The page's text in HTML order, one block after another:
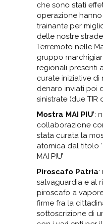
che sono stati
operazione
trainante per
delle nostre
Terremoto nelle
gruppo
regionali presenti
curate iniziative
denaro inviati poi
sinistrate (due TIR
Mostra MAI PIU’:
collaborazione
stata curata la
atomica dal titolo
MAI PIU’
Piroscafo Patria:
salvaguardia e al
piroscafo a
firme fra la
sottoscrizione di